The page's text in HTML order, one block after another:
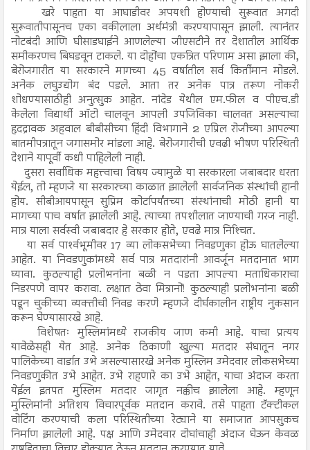
खरे पाहता या आघाडीवर अपयशी होण्याची सुरूवात अगदी
सुरूवातीपासूनच एका वकीलाला अर्थमंत्री करण्यापासून झाली. त्यानंतर
नोटबंदी आणि घीसाडघाईने आणलेल्या जीएसटीने तर देशातील आर्थिक
समीकरणच बिघडवून टाकले. या दोहोंचा एकत्रित परिणाम असा झाला की,
बेरोजगारीत या सरकारने मागच्या 45 वर्षातील सर्व किर्तीमान मोडले.
अनेक लघुउद्योग बंद पडले. आता तर अनेक पात्र तरूण नोकरी
शोधण्यासाठीही अनुत्सुक आहेत. नांदेड येथील एम.फील व पीएच.डी
केलेला विद्यार्थी ऑटो चालवून आपली उपजिविका चालवत असल्याचा
हृदद्रावक अहवाल बीबीसीच्या हिंदी विभागाने 2 एप्रिल रोजीच्या आपल्या
बातमीपत्रातून जगासमोर मांडला आहे. बेरोजगारीची एवढी भीषण परिस्थिती
देशाने यापूर्वी कधी पाहिलेली नाही.
दुसरा सर्वाधिक महत्त्वाचा विषय ज्यामुळे या सरकारला जबाबदार धरता
येईल, तो म्हणजे या सरकारच्या काळात झालेली सार्वजनिक संस्थांची हानी
होय. सीबीआयपासून सुप्रिम कोर्टापर्यंतच्या संस्थांनाची मोठी हानी या
मागच्या पाच वर्षात झालेली आहे. त्याच्या तपशीलात जाण्याची गरज नाही.
मात्र याला सर्वस्वी जबाबदार हे सरकार होते, एवढे मात्र निश्‍चित.
या सर्व पार्श्‍वभूमीवर 17 व्या लोकसभेच्या निवडणुका होऊ घातलेल्या
आहेत. या निवडणुकांमध्ये सर्व पात्र मतदारांनी आवर्जून मतदानात भाग
घ्यावा. कुठल्याही प्रलोभनांना बळी न पडता आपल्या मताधिकाराचा
निडरपणे वापर करावा. लक्षात ठेवा मित्रानों! कुठल्याही प्रलोभनांना बळी
पडून चुकीच्या व्यक्तीची निवड करणे म्हणजे दीर्घकालीन राष्ट्रीय नुकसान
करून घेण्यासारखे आहे.
विशेषतः मुस्लिमांमध्ये राजकीय जाण कमी आहे. याचा प्रत्यय
यावेळेसही येत आहे. अनेक ठिकाणी खुल्या मतदार संघातून नगर
पालिकेच्या वार्डात उभे असल्यासारखे अनेक मुस्लिम उमेदवार लोकसभेच्या
निवडणुकीत उभे आहेत. उभे राहणारे का उभे आहेत, याचा अंदाज करता
येईल इतपत मुस्लिम मतदार जागृत नक्कीच झालेला आहे. म्हणून
मुस्लिमांनी अतिशय विचारपूर्वक मतदान करावे. तसे पाहता टॅक्टीकल
वोटिंग करण्याची कला परिस्थितीच्या रेट्याने या समाजात आपसुकच
निर्माण झालेली आहे. पक्ष आणि उमेदवार दोघांचाही अंदाज घेऊन केवळ